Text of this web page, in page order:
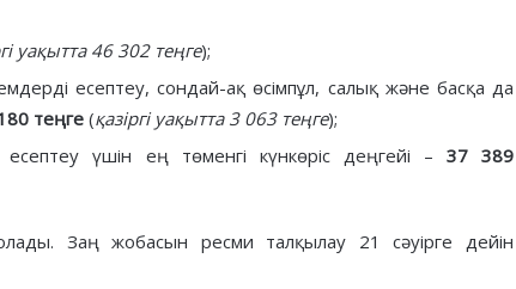
уақытта 46 302 теңге);
есептеу, сондай-ақ өсімпұл, салық және басқа да
теңге(қазіргі уақытта 3 063 теңге);
үшін ең төменгі күнкөріс деңгейі – 37 389
Заң жобасын ресми талқылау 21 сәуірге дейін